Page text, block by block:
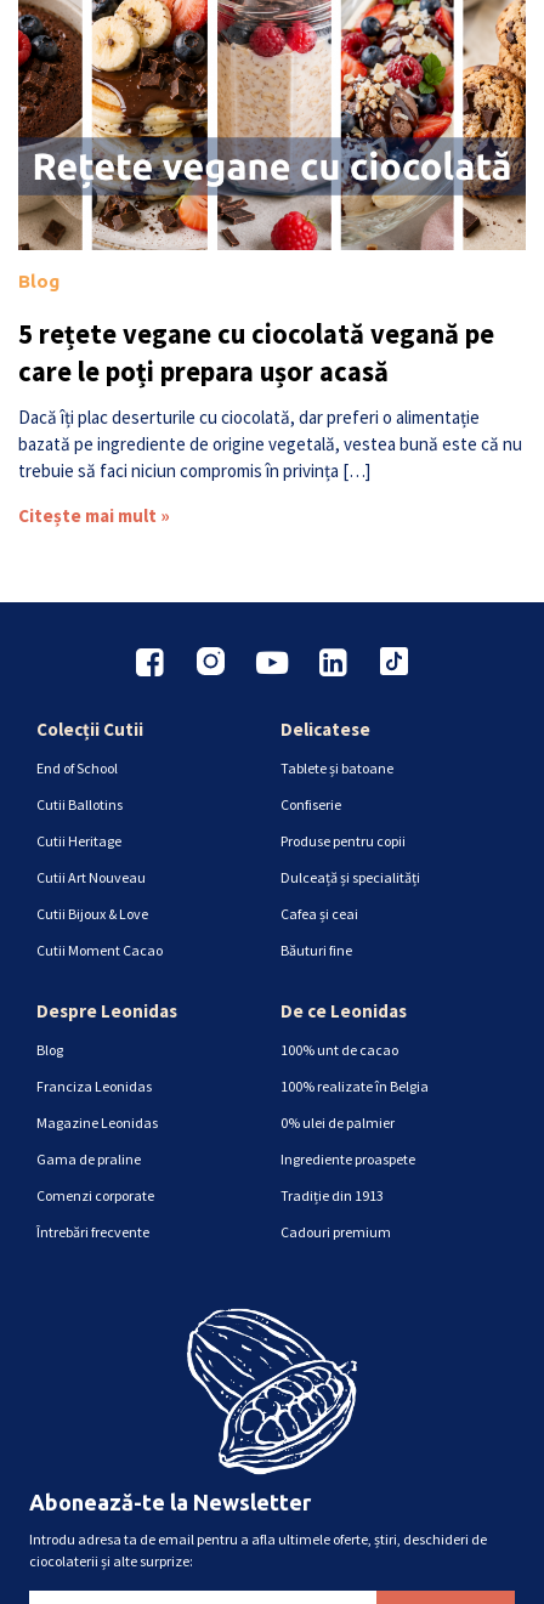
Blog
5 rețete vegane cu ciocolată vegană pe
care le poți prepara ușor acasă
Dacă îți plac deserturile cu ciocolată, dar preferi o alimentație
bazată pe ingrediente de origine vegetală, vestea bună este că nu
trebuie să faci niciun compromis în privința […]
Citește mai mult »
Colecții Cutii
End of School
Cutii Ballotins
Cutii Heritage
Cutii Art Nouveau
Cutii Bijoux & Love
Cutii Moment Cacao
Delicatese
Tablete și batoane
Confiserie
Produse pentru copii
Dulceață și specialități
Cafea și ceai
Băuturi fine
Despre Leonidas
Blog
Franciza Leonidas
Magazine Leonidas
Gama de praline
Comenzi corporate
Întrebări frecvente
De ce Leonidas
100% unt de cacao
100% realizate în Belgia
0% ulei de palmier
Ingrediente proaspete
Tradiție din 1913
Cadouri premium
Abonează-te la Newsletter
Introdu adresa ta de email pentru a afla ultimele oferte, știri, deschideri de
ciocolaterii și alte surprize: